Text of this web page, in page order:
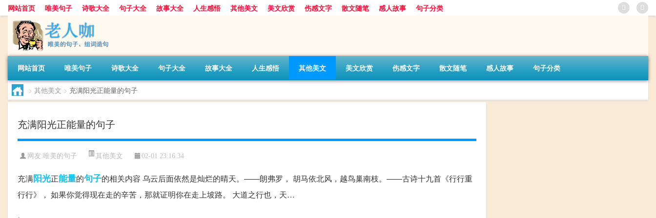
网站首页 唯美句子 诗歌大全 句子大全 故事大全 人生感悟 其他美文 美文欣赏 伤感文字 散文随笔 感人故事 句子分类
网站首页 唯美句子 诗歌大全 句子大全 故事大全 人生感悟 其他美文 美文欣赏 伤感文字 散文随笔 感人故事 句子分类
> 其他美文 > 充满阳光正能量的句子
充满阳光正能量的句子
网友:唯美的句子 其他美文 02-01 23:16:34
充满阳光正能量的句子的相关内容 乌云后面依然是灿烂的晴天。——朗弗罗， 胡马依北风，越鸟巢南枝。——古诗十九首《行行重
行行》， 如果你觉得现在走的辛苦，那就证明你在走上坡路。 大道之行也，天…
、